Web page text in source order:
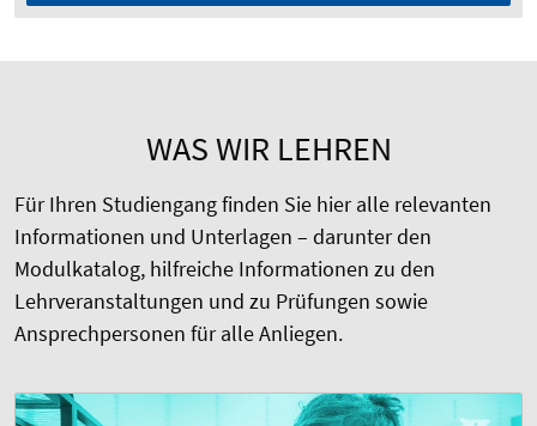
WAS WIR LEHREN
Für Ihren Studiengang finden Sie hier alle relevanten
Informationen und Unterlagen – darunter den
Modulkatalog, hilfreiche Informationen zu den
Lehrveranstaltungen und zu Prüfungen sowie
Ansprechpersonen für alle Anliegen.